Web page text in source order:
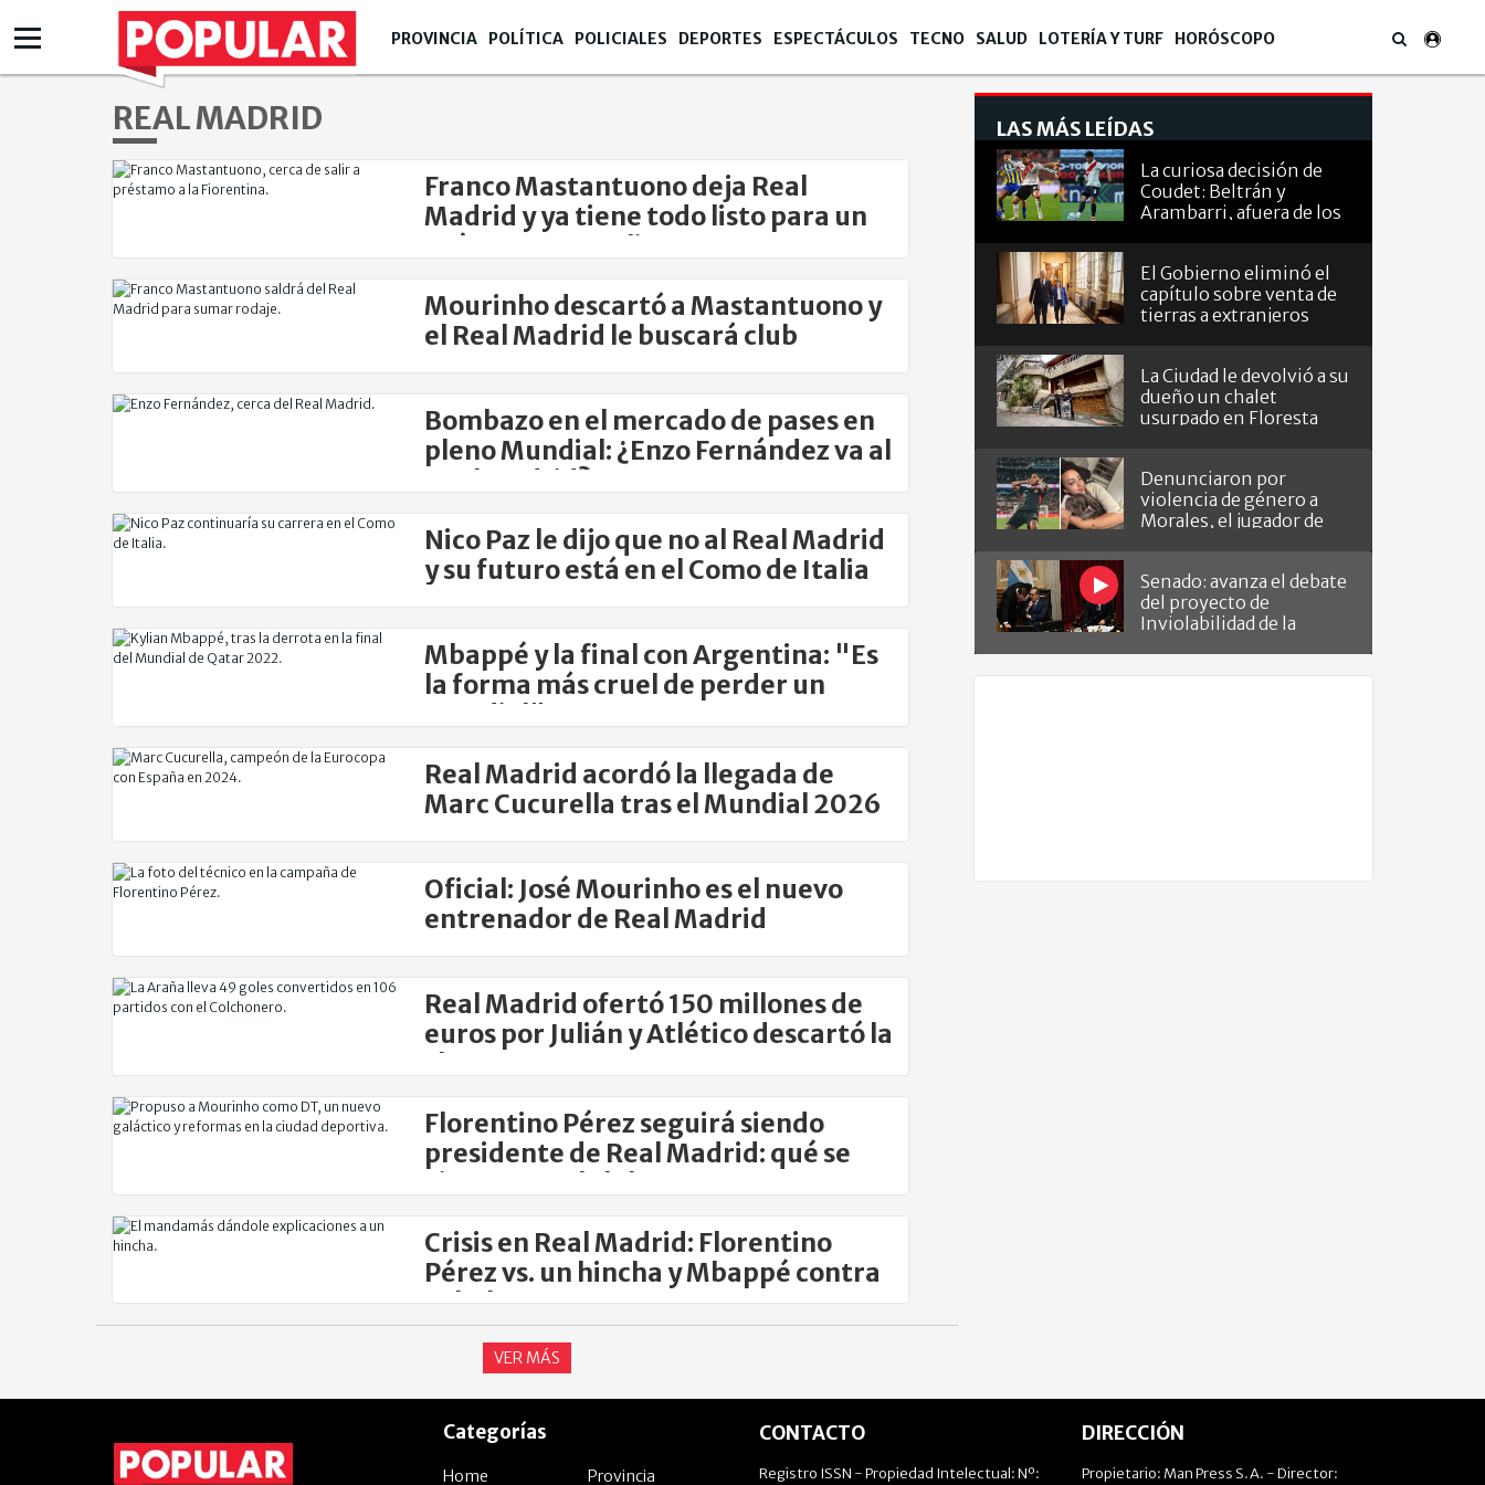
PROVINCIA POLÍTICA POLICIALES DEPORTES ESPECTÁCULOS TECNO SALUD LOTERÍA Y TURF HORÓSCOPO
REAL MADRID
Franco Mastantuono deja Real
Madrid y ya tiene todo listo para un
préstamo en Italia
Mourinho descartó a Mastantuono y
el Real Madrid le buscará club
Bombazo en el mercado de pases en
pleno Mundial: ¿Enzo Fernández va al
Real Madrid?
Nico Paz le dijo que no al Real Madrid
y su futuro está en el Como de Italia
Mbappé y la final con Argentina: "Es
la forma más cruel de perder un
Mundial"
Real Madrid acordó la llegada de
Marc Cucurella tras el Mundial 2026
Oficial: José Mourinho es el nuevo
entrenador de Real Madrid
Real Madrid ofertó 150 millones de
euros por Julián y Atlético descartó la
chance
Florentino Pérez seguirá siendo
presidente de Real Madrid: qué se
viene para el club
Crisis en Real Madrid: Florentino
Pérez vs. un hincha y Mbappé contra
Arbeloa
VER MÁS
LAS MÁS LEÍDAS
La curiosa decisión de
Coudet: Beltrán y
Arambarri, afuera de los
El Gobierno eliminó el
capítulo sobre venta de
tierras a extranjeros
La Ciudad le devolvió a su
dueño un chalet
usurpado en Floresta
Denunciaron por
violencia de género a
Morales, el jugador de
Senado: avanza el debate
del proyecto de
Inviolabilidad de la
Categorías
Home Provincia
CONTACTO
Registro ISSN - Propiedad Intelectual: Nº:
DIRECCIÓN
Propietario: Man Press S.A. - Director: